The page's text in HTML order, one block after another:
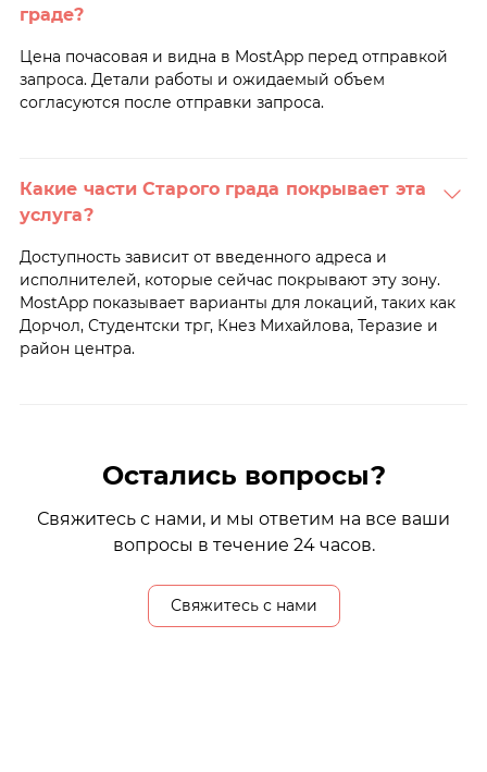
граде?
Цена почасовая и видна в MostApp перед отправкой
запроса. Детали работы и ожидаемый объем
согласуются после отправки запроса.
Какие части Старого града покрывает эта
услуга?
Доступность зависит от введенного адреса и
исполнителей, которые сейчас покрывают эту зону.
MostApp показывает варианты для локаций, таких как
Дорчол, Студентски трг, Кнез Михайлова, Теразие и
район центра.
Остались вопросы?
Свяжитесь с нами, и мы ответим на все ваши
вопросы в течение 24 часов.
Свяжитесь с нами